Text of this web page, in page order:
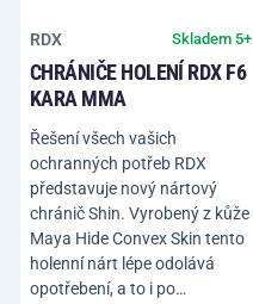
RDX Skladem 5+
CHRÁNIČE HOLENÍ RDX F6
KARA MMA
Řešení všech vašich
ochranných potřeb RDX
představuje nový nártový
chránič Shin. Vyrobený z kůže
Maya Hide Convex Skin tento
holenní nárt lépe odolává
opotřebení, a to i po…